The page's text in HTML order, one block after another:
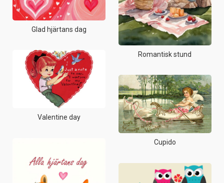
Glad hjärtans dag
Valentine day
Romantisk stund
Cupido